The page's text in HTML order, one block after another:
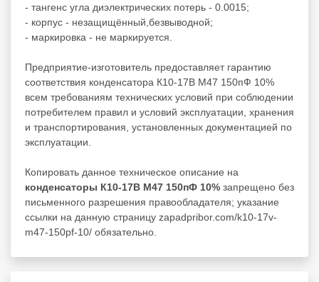
- тангенс угла диэлектрических потерь - 0.0015;
- корпус - незащищённый,безвыводной;
- маркировка - не маркируется.
Предприятие-изготовитель предоставляет гарантию
соответствия конденсатора К10-17В М47 150пФ 10%
всем требованиям технических условий при соблюдении
потребителем правил и условий эксплуатации, хранения
и транспортирования, установленных документацией по
эксплуатации.
Копировать данное техническое описание на
конденсаторы К10-17В М47 150пФ 10% запрещено без
письменного разрешения правообладателя; указание
ссылки на данную страницу zapadpribor.com/k10-17v-
m47-150pf-10/ обязательно.